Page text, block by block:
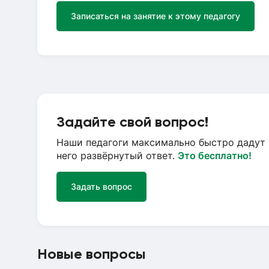
Записаться на занятие к этому педагогу
Задайте свой вопрос!
Наши педагоги максимально быстро дадут
него развёрнутый ответ. Это бесплатно!
Задать вопрос
Новые вопросы